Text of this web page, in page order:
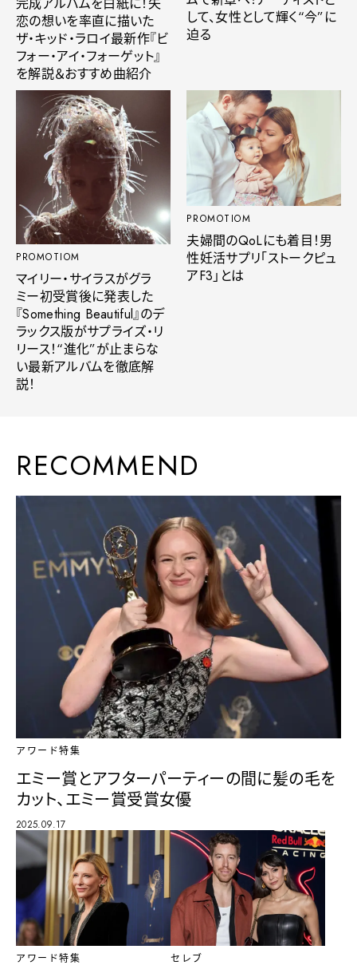
恋の想いを率直に描いた
ザ・キッド・ラロイ最新作『ビ
フォー・アイ・フォーゲット』
を解説＆おすすめ曲紹介
して、女性として輝く“今”に
迫る
PROMOTIOM
マイリー・サイラスがグラ
ミー初受賞後に発表した
『Something Beautiful』のデ
ラックス版がサプライズ・リ
リース！“進化”が止まらな
い最新アルバムを徹底解
説！
PROMOTIOM
夫婦間のQoLにも着目！男
性妊活サプリ「ストークピュ
アF3」とは
RECOMMEND
アワード特集
エミー賞とアフターパーティーの間に髪の毛を
カット、エミー賞受賞女優
2025.09.17
アワード特集 セレブ